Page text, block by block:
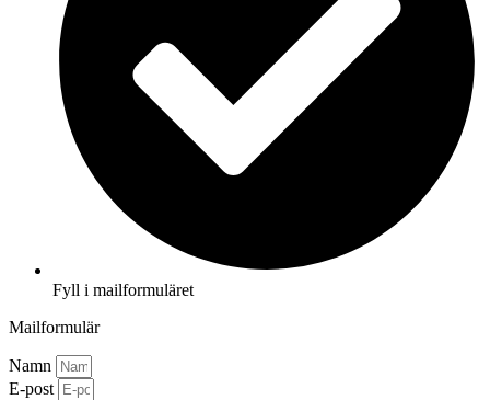
Fyll i mailformuläret
Mailformulär
Namn
E-post